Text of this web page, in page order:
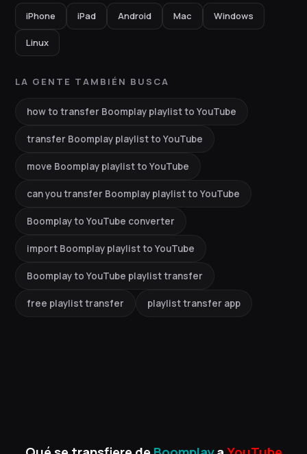
iPhone iPad Android Mac Windows
Linux
LA GENTE TAMBIÉN BUSCA
how to transfer Boomplay playlist to YouTube
transfer Boomplay playlist to YouTube
move Boomplay playlist to YouTube
can you transfer Boomplay playlist to YouTube
Boomplay to YouTube converter
import Boomplay playlist to YouTube
Boomplay to YouTube playlist transfer
free playlist transfer playlist transfer app